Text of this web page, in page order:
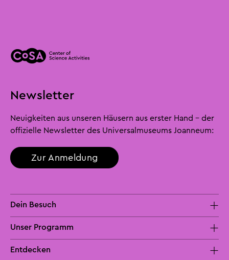
Newsletter
Neuigkeiten aus unseren Häusern aus erster Hand - der
offizielle Newsletter des Universalmuseums Joanneum:
Zur Anmeldung
Dein Besuch
Unser Programm
Entdecken